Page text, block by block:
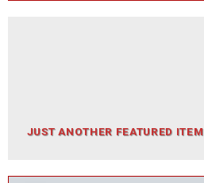
JUST ANOTHER FEATURED ITEM